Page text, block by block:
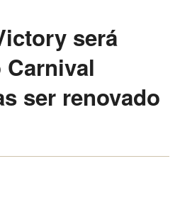
será
ser renovado